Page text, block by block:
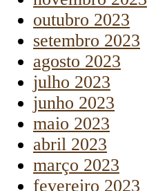
outubro 2023
setembro 2023
agosto 2023
julho 2023
junho 2023
maio 2023
abril 2023
março 2023
fevereiro 2023